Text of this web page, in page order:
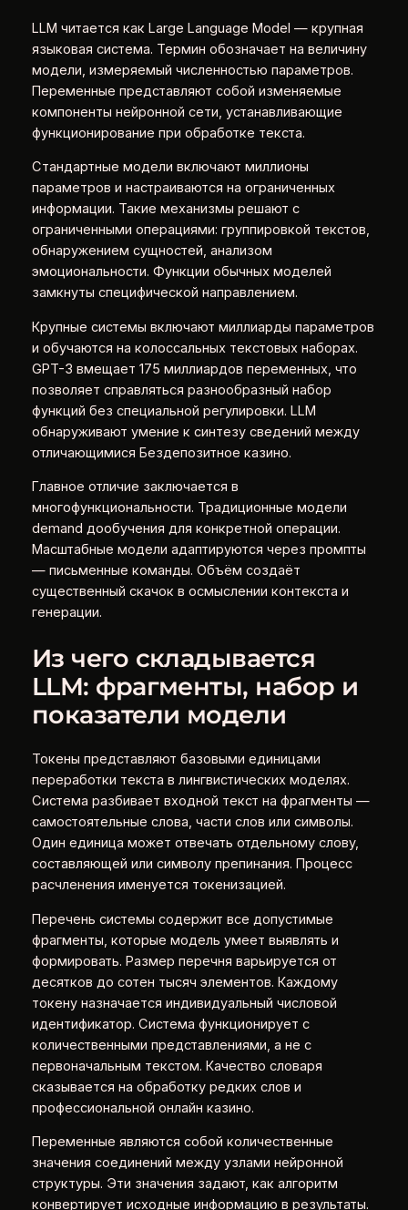
LLM читается как Large Language Model — крупная
языковая система. Термин обозначает на величину
модели, измеряемый численностью параметров.
Переменные представляют собой изменяемые
компоненты нейронной сети, устанавливающие
функционирование при обработке текста.
Стандартные модели включают миллионы
параметров и настраиваются на ограниченных
информации. Такие механизмы решают с
ограниченными операциями: группировкой текстов,
обнаружением сущностей, анализом
эмоциональности. Функции обычных моделей
замкнуты специфической направлением.
Крупные системы включают миллиарды параметров
и обучаются на колоссальных текстовых наборах.
GPT-3 вмещает 175 миллиардов переменных, что
позволяет справляться разнообразный набор
функций без специальной регулировки. LLM
обнаруживают умение к синтезу сведений между
отличающимися Бездепозитное казино.
Главное отличие заключается в
многофункциональности. Традиционные модели
demand дообучения для конкретной операции.
Масштабные модели адаптируются через промпты
— письменные команды. Объём создаёт
существенный скачок в осмыслении контекста и
генерации.
Из чего складывается
LLM: фрагменты, набор и
показатели модели
Токены представляют базовыми единицами
переработки текста в лингвистических моделях.
Система разбивает входной текст на фрагменты —
самостоятельные слова, части слов или символы.
Один единица может отвечать отдельному слову,
составляющей или символу препинания. Процесс
расчленения именуется токенизацией.
Перечень системы содержит все допустимые
фрагменты, которые модель умеет выявлять и
формировать. Размер перечня варьируется от
десятков до сотен тысяч элементов. Каждому
токену назначается индивидуальный числовой
идентификатор. Система функционирует с
количественными представлениями, а не с
первоначальным текстом. Качество словаря
сказывается на обработку редких слов и
профессиональной онлайн казино.
Переменные являются собой количественные
значения соединений между узлами нейронной
структуры. Эти значения задают, как алгоритм
конвертирует исходные информацию в результаты.